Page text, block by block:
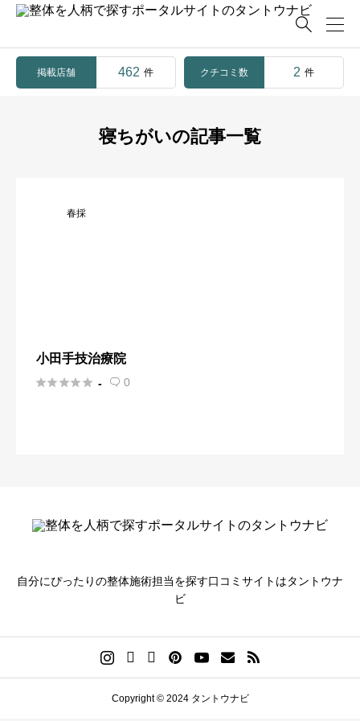

掲載店舗 462 件 クチコミ数 2 件
寝ちがいの記事一覧
春採
小田手技治療院
 -  0
自分にぴったりの整体施術担当を探す口コミサイトはタントウナ
ビ
Copyright © 2024 タントウナビ